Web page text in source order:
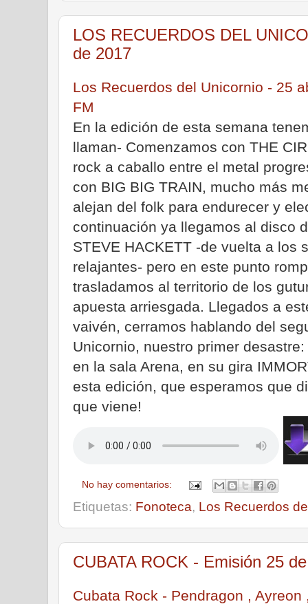
LOS RECUERDOS DEL
de 2017
Los Recuerdos del Unicornio - 25
FM
En la edición de esta semana
llaman- Comenzamos con THE
rock a caballo entre el metal
con BIG BIG TRAIN, mucho más
alejan del folk para endurecer y
continuación ya llegamos al disco
STEVE HACKETT -de vuelta a los
relajantes- pero en este punto
trasladamos al territorio de los
apuesta arriesgada. Llegados a
vaivén, cerramos hablando del
Unicornio, nuestro primer
en la sala Arena, en su gira
esta edición, que esperamos que
que viene!
No hay comentarios:
Etiquetas: Fonoteca, Los Recuerdos
CUBATA ROCK - Emisión 25
Cubata Rock - Pendragon ,